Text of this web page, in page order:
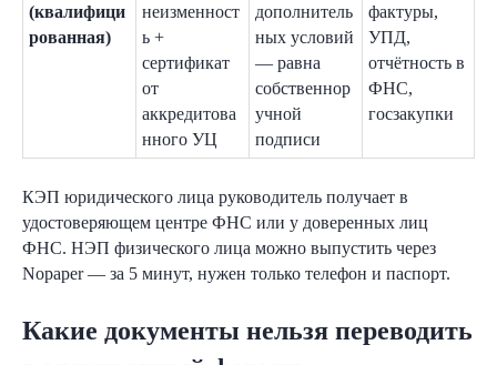
(квалифици
рованная)
неизменност
ь +
сертификат
от
аккредитова
нного УЦ
дополнитель
ных условий
— равна
собственнор
учной
подписи
фактуры,
УПД,
отчётность в
ФНС,
госзакупки
КЭП юридического лица руководитель получает в
удостоверяющем центре ФНС или у доверенных лиц
ФНС. НЭП физического лица можно выпустить через
Nopaper — за 5 минут, нужен только телефон и паспорт.
Какие документы нельзя переводить
Получить консультацию
Оставляйте заявку, чтобы
получить консультацию по
законам в сфере ЭДО